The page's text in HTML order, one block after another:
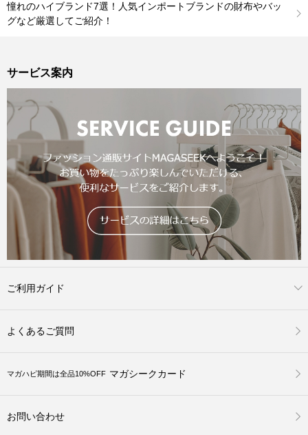
憧れのハイブランド7選！人気インポートブランドの財布やバッ
グなど厳選してご紹介！
サービス案内
ご利用ガイド
よくあるご質問
マガハピ期間は全品10%OFF マガシークカード
お問い合わせ